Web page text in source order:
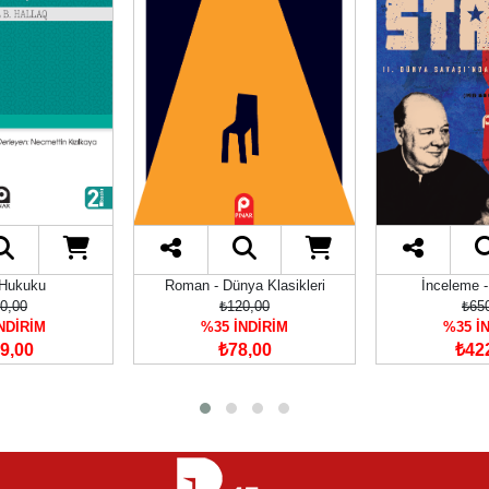
Roman - Dünya Klasikleri
₺120,00
%35 İNDİRİM
₺78,00
İnceleme
%35